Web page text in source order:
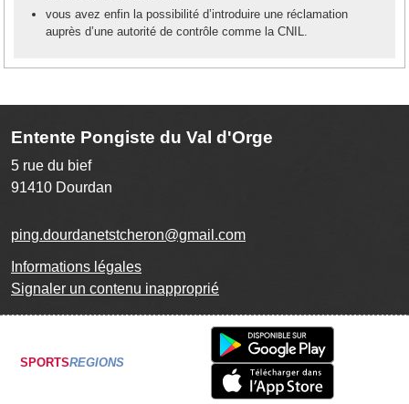
vous avez enfin la possibilité d’introduire une réclamation
auprès d’une autorité de contrôle comme la CNIL.
Entente Pongiste du Val d'Orge
5 rue du bief
91410 Dourdan
ping.dourdanetstcheron@gmail.com
Informations légales
Signaler un contenu inapproprié
SPORTSREGIONS